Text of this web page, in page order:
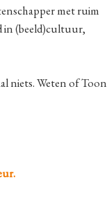
met ruim
in (beeld)cultuur,
niets. Weten of Toon